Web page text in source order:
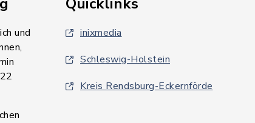
und
inixmedia
Schleswig-Holstein
Kreis Rendsburg-Eckernförde